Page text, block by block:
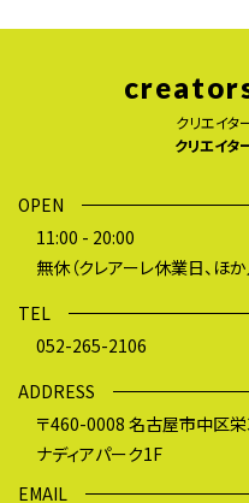
クリエイタ
クリエイタ
OPEN
11:00 - 20:00
無休（クレアーレ休業日、ほか
TEL
052-265-2106
ADDRESS
〒460-0008 名古屋市中区
ナディアパーク1F
EMAIL